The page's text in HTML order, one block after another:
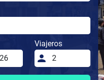
Viajeros